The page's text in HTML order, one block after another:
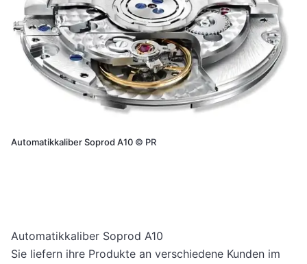
Automatikkaliber Soprod A10 © PR
Automatikkaliber Soprod A10
Sie liefern ihre Produkte an verschiedene Kunden im